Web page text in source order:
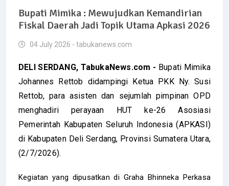
Bupati Mimika : Mewujudkan Kemandirian
Fiskal Daerah Jadi Topik Utama Apkasi 2026
04 July 2026 - tabukanews.com
DELI SERDANG, TabukaNews.com - Bupati Mimika
Johannes Rettob didampingi Ketua PKK Ny. Susi
Rettob, para asisten dan sejumlah pimpinan OPD
menghadiri perayaan HUT ke-26 Asosiasi
Pemerintah Kabupaten Seluruh Indonesia (APKASI)
di Kabupaten Deli Serdang, Provinsi Sumatera Utara,
(2/7/2026).
Kegiatan yang dipusatkan di Graha Bhinneka Perkasa